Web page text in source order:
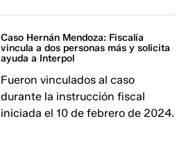
Caso Hernán Mendoza: Fiscalía
vincula a dos personas más y solicita
ayuda a Interpol
Fueron vinculados al caso
durante la instrucción fiscal
iniciada el 10 de febrero de 2024.